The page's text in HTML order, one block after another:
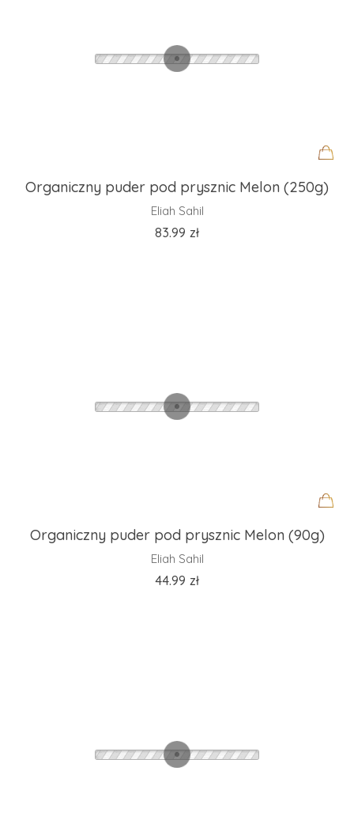
Organiczny puder pod prysznic Melon (250g)
Eliah Sahil
83.99 zł
Organiczny puder pod prysznic Melon (90g)
Eliah Sahil
44.99 zł